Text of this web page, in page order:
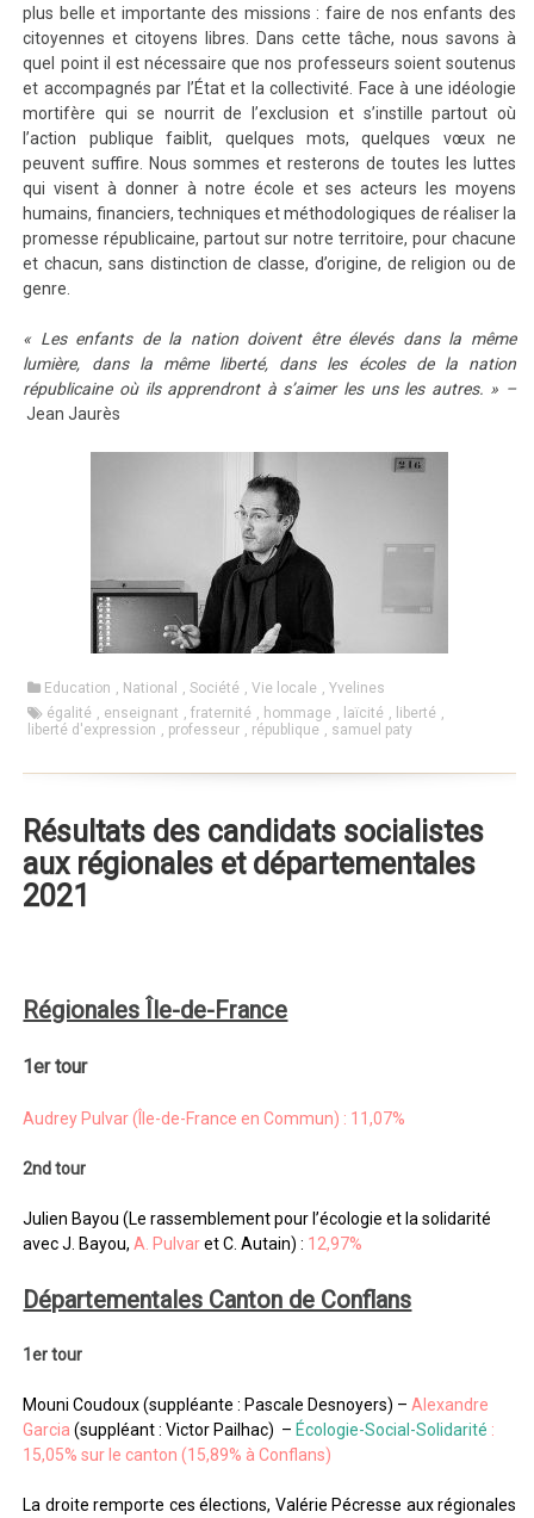
plus belle et importante des missions : faire de nos enfants des
citoyennes et citoyens libres. Dans cette tâche, nous savons à
quel point il est nécessaire que nos professeurs soient soutenus
et accompagnés par l’État et la collectivité. Face à une idéologie
mortifère qui se nourrit de l’exclusion et s’instille partout où
l’action publique faiblit, quelques mots, quelques vœux ne
peuvent suffire. Nous sommes et resterons de toutes les luttes
qui visent à donner à notre école et ses acteurs les moyens
humains, financiers, techniques et méthodologiques de réaliser la
promesse républicaine, partout sur notre territoire, pour chacune
et chacun, sans distinction de classe, d’origine, de religion ou de
genre.
« Les enfants de la nation doivent être élevés dans la même
lumière, dans la même liberté, dans les écoles de la nation
républicaine où ils apprendront à s’aimer les uns les autres. » –
Jean Jaurès
Education , National ,Société ,Vie locale ,Yvelines
égalité , enseignant ,fraternité , hommage , laïcité , liberté ,
liberté d'expression , professeur , république , samuel paty
Résultats des candidats socialistes
aux régionales et départementales
2021
Régionales Île-de-France
1er tour
Audrey Pulvar (Île-de-France en Commun) : 11,07%
2nd tour
Julien Bayou (Le rassemblement pour l’écologie et la solidarité
avec J. Bayou, A. Pulvaret C. Autain) : 12,97%
Départementales Canton de Conflans
1er tour
Mouni Coudoux (suppléante : Pascale Desnoyers) – Alexandre
Garcia (suppléant : Victor Pailhac) – Écologie-Social-Solidarité :
15,05% sur le canton (15,89% à Conflans)
La droite remporte ces élections, Valérie Pécresse aux régionales